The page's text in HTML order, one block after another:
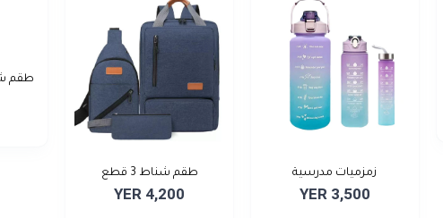
زمزميات مدرسية
YER 3,500
طقم شناط 3 قطع
YER 4,200